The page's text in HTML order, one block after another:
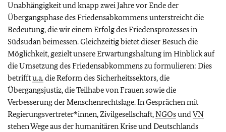
Unabhängigkeit und knapp zwei Jahre vor Ende der
Übergangsphase des Friedensabkommens unterstreicht die
Bedeutung, die wir einem Erfolg des Friedensprozesses in
Südsudan beimessen. Gleichzeitig bietet dieser Besuch die
Möglichkeit, gezielt unsere Erwartungshaltung im Hinblick auf
die Umsetzung des Friedensabkommens zu formulieren: Dies
betrifftu.a.die Reform des Sicherheitssektors, die
Übergangsjustiz, die Teilhabe von Frauen sowie die
Verbesserung der Menschenrechtslage. In Gesprächen mit
Regierungsvertreter*innen, Zivilgesellschaft,NGOsundVN
stehen Wege aus der humanitären Krise und Deutschlands